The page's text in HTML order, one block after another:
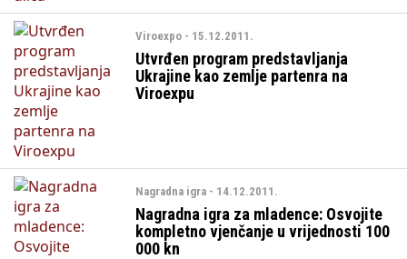
Viroexpo - 15.12.2011.
Utvrđen program predstavljanja
Ukrajine kao zemlje partenra na
Viroexpu
Nagradna igra - 14.12.2011.
Nagradna igra za mladence: Osvojite
kompletno vjenčanje u vrijednosti 100
000 kn